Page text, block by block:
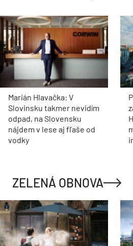
Marián Hlavačka: V
Slovinsku takmer nevidím
odpad, na Slovensku
nájdem v lese aj fľaše od
vodky
ZELENÁ OBNOVA